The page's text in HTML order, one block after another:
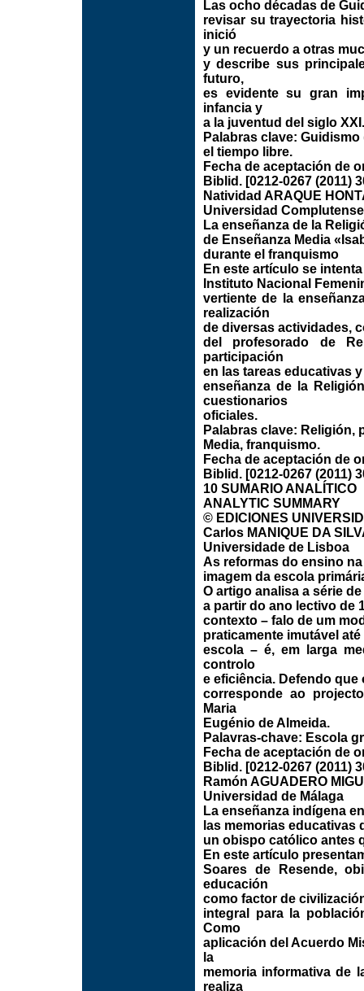
Las ocho décadas de
revisar su trayectoria
inició
y un recuerdo a otras
y describe sus
futuro,
es evidente su gran
infancia y
a la juventud del siglo XXI.
Palabras clave:
el tiempo libre.
Fecha de aceptación de
Biblid. [0212-0267 (2011)
Natividad ARAQUE
Universidad
La enseñanza de la
de Enseñanza Media
durante el franquismo
En este artículo se
Instituto Nacional
vertiente de la
realización
de diversas actividades,
del profesorado de
participación
en las tareas educativas
enseñanza de la
cuestionarios
oficiales.
Palabras clave: Religión,
Media, franquismo.
Fecha de aceptación de
Biblid. [0212-0267 (2011)
10 SUMARIO ANALÍTICO
ANALYTIC SUMMARY
© EDICIONES
Carlos MANIQUE DA
Universidade de Lisboa
As reformas do ensino
imagem da escola
O artigo analisa a série
a partir do ano lectivo de
contexto – falo de um
praticamente imutável
escola – é, em larga
controlo
e eficiência. Defendo
corresponde ao
Maria
Eugénio de Almeida.
Palavras-chave: Escola
Fecha de aceptación de
Biblid. [0212-0267 (2011)
Ramón AGUADERO
Universidad de Málaga
La enseñanza indígena
las memorias educativas
un obispo católico antes
En este artículo
Soares de Resende,
educación
como factor de
integral para la
Como
aplicación del Acuerdo
la
memoria informativa de
realiza